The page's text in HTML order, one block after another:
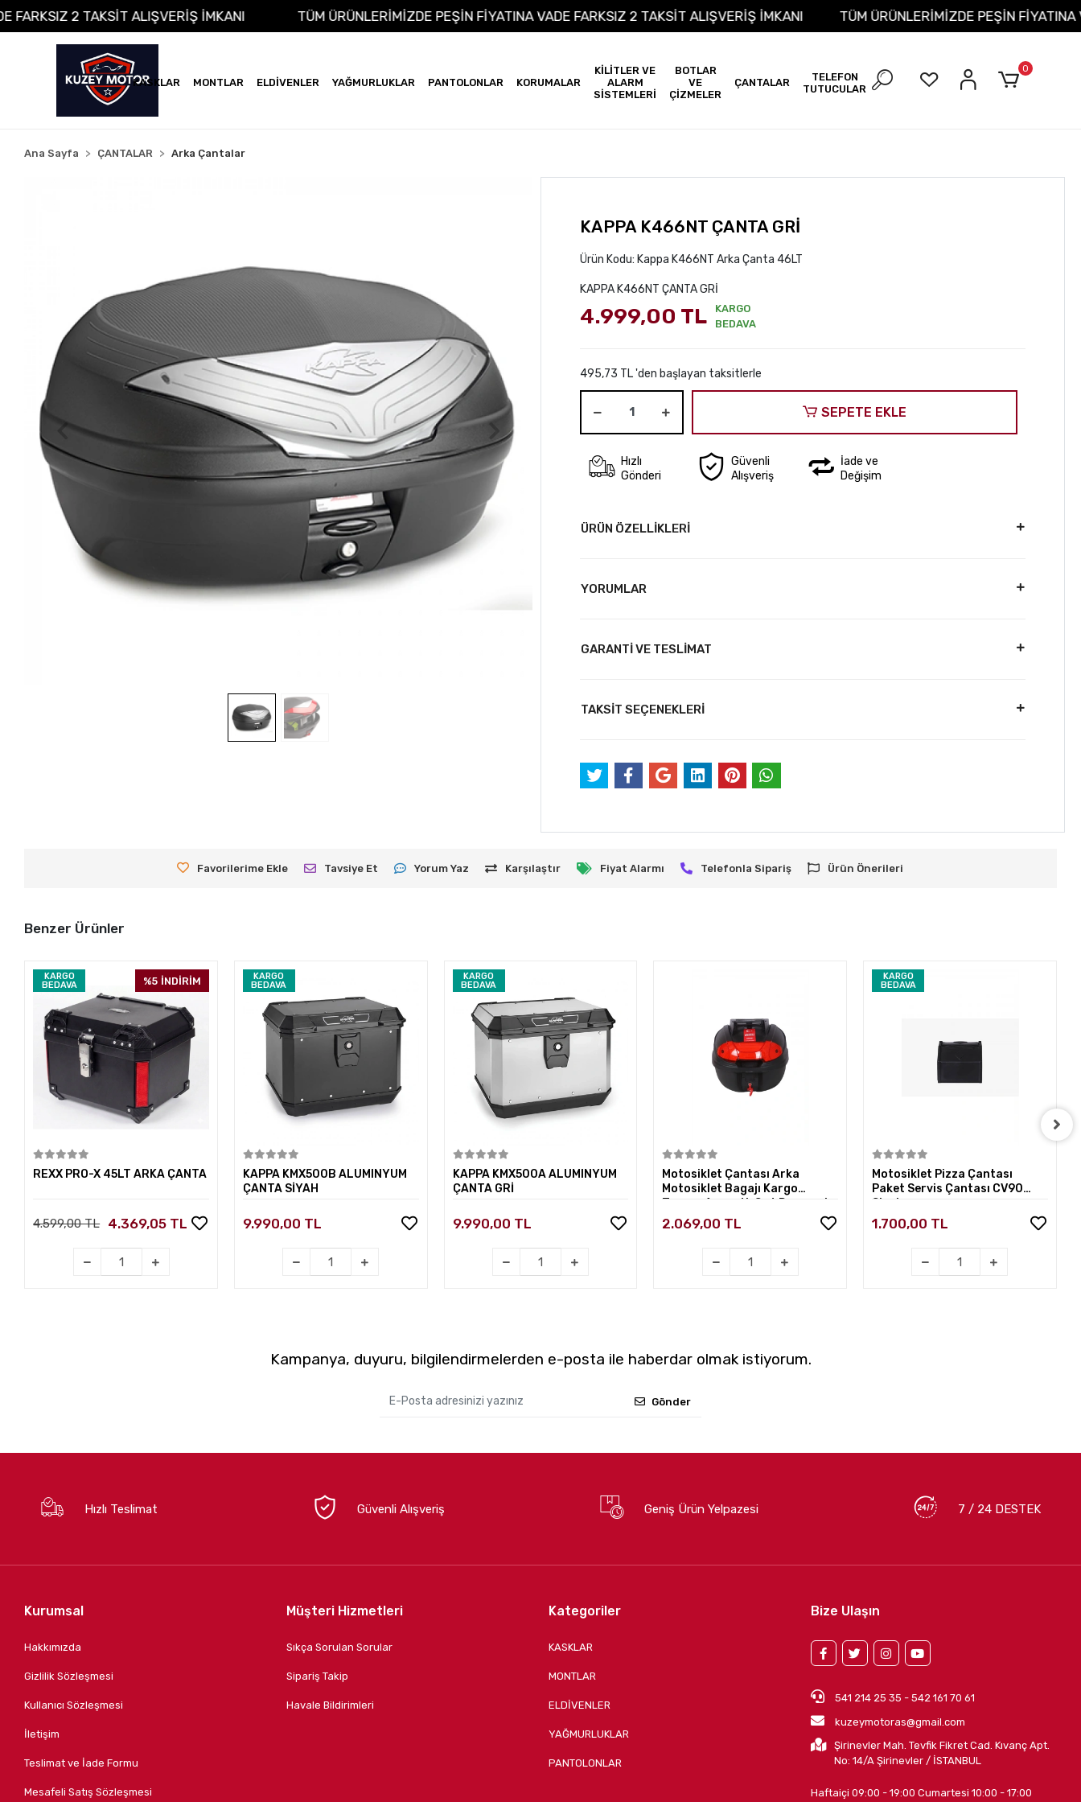
VADE FARKSIZ 2 TAKSİT ALIŞVERİŞ İMKANI TÜM ÜRÜNLERİMİZDE PEŞİN FİYATINA VADE FARKSIZ 2 TAKSİT ALIŞVERİŞ İMKANI TÜM ÜRÜNLERİMİZDE PEŞİN
KASKLAR MONTLAR ELDİVENLER YAĞMURLUKLAR PANTOLONLAR KORUMALAR
KİLİTLER VE
ALARM
SİSTEMLERİ
BOTLAR
VE
ÇİZMELER
ÇANTALAR
TELEFON
TUTUCULAR
0
Ana Sayfa ÇANTALAR Arka Çantalar
KAPPA K466NT ÇANTA GRİ
Ürün Kodu: Kappa K466NT Arka Çanta 46LT
KAPPA K466NT ÇANTA GRİ
4.999,00 TL
KARGO
BEDAVA
495,73 TL 'den başlayan taksitlerle
SEPETE EKLE
Hızlı
Gönderi
Güvenli
Alışveriş
İade ve
Değişim
ÜRÜN ÖZELLİKLERİ
YORUMLAR
GARANTİ VE TESLİMAT
TAKSİT SEÇENEKLERİ
Favorilerime Ekle Tavsiye Et Yorum Yaz Karşılaştır Fiyat Alarmı Telefonla Sipariş Ürün Önerileri
Benzer Ürünler
KARGO
BEDAVA
%5 İNDİRİM
REXX PRO-X 45LT ARKA ÇANTA
4.599,00 TL 4.369,05 TL
KARGO
BEDAVA
KAPPA KMX500B ALUMINYUM
ÇANTA SİYAH
9.990,00 TL
KARGO
BEDAVA
KAPPA KMX500A ALUMINYUM
ÇANTA GRİ
9.990,00 TL
Motosiklet Çantası Arka
Motosiklet Bagajı Kargo
Taşıma Aparatlı Sırt Dayamalı
CV34 Siyah
2.069,00 TL
KARGO
BEDAVA
Motosiklet Pizza Çantası
Paket Servis Çantası CV90
Siyah
1.700,00 TL
Kampanya, duyuru, bilgilendirmelerden e-posta ile haberdar olmak istiyorum.
Gönder
Hızlı Teslimat Güvenli Alışveriş Geniş Ürün Yelpazesi 7 / 24 DESTEK
Kurumsal
Hakkımızda
Gizlilik Sözleşmesi
Kullanıcı Sözleşmesi
İletişim
Teslimat ve İade Formu
Mesafeli Satış Sözleşmesi
Müşteri Hizmetleri
Sıkça Sorulan Sorular
Sipariş Takip
Havale Bildirimleri
Kategoriler
KASKLAR
MONTLAR
ELDİVENLER
YAĞMURLUKLAR
PANTOLONLAR
Bize Ulaşın
541 214 25 35 - 542 161 70 61
kuzeymotoras@gmail.com
Şirinevler Mah. Tevfik Fikret Cad. Kıvanç Apt.
No: 14/A Şirinevler / İSTANBUL
Haftaiçi 09:00 - 19:00 Cumartesi 10:00 - 17:00